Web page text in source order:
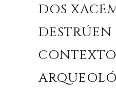
DOS
DESTRÚEN